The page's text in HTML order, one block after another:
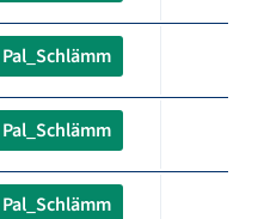
Pal_Schlämm
Pal_Schlämm
Pal_Schlämm